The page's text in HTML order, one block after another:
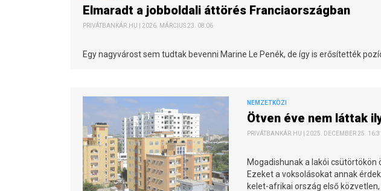
Elmaradt a jobboldali áttörés Franciaországban
PRIVÁTBANKÁR.HU | 2026. MÁRCIUS 23. 08:06
Egy nagyvárost sem tudtak bevenni Marine Le Penék, de így is erősítették
NEMZETKÖZI
Ötven éve nem láttak
PRIVÁTBANKÁR.HU | 2025. DECEMBER 25. 16:31
Mogadishunak a lakói
Ezeket a voksolásokat annak
kelet-afrikai ország első